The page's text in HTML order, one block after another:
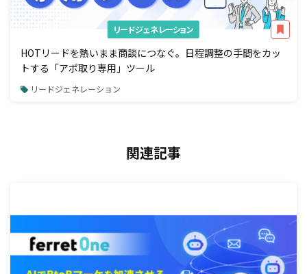
リードジェネレーション
HOTリードを熱いまま商談につなぐ。日程調整の手間をカッ
トする「アポ取り専用」ツール
リードジェネレーション
関連記事